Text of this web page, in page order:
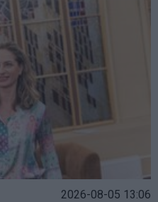
2026-08-05 13:06